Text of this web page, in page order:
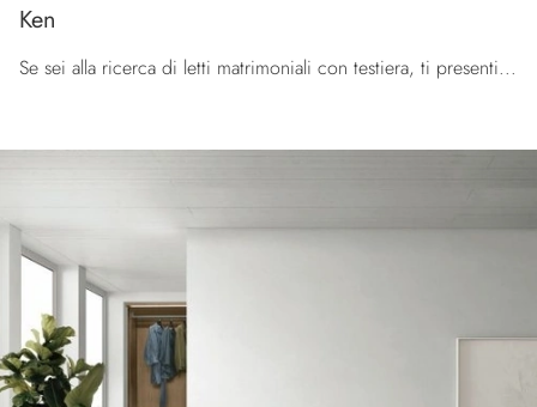
Ken
Se sei alla ricerca di letti matrimoniali con testiera, ti presentiamo il modello Ken in melaminico per impreziosire la zona notte.